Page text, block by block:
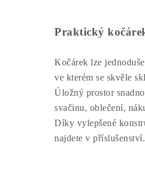
Praktický
Kočárek lze
ve kterém se skvěle
Úložný prostor
svačinu, oblečení,
Díky vylepšené
najdete v příslušenství.